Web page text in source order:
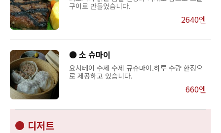
구이로 만들었습니다.
2640엔
● 소 슈마이
요시테이 수제 수제 규슈마이.하루 수량 한정으
로 제공하고 있습니다.
660엔
● 디저트